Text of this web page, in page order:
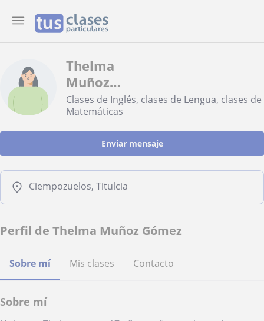
Thelma
Muñoz
Gómez
Clases de Inglés, clases de Lengua, clases de
Matemáticas
Enviar mensaje
Ciempozuelos, Titulcia
Perfil de Thelma Muñoz Gómez
Sobre mí Mis clases Contacto
Sobre mí